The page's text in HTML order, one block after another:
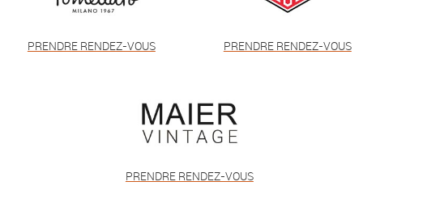
PRENDRE RENDEZ-VOUS PRENDRE RENDEZ-VOUS
PRENDRE RENDEZ-VOUS